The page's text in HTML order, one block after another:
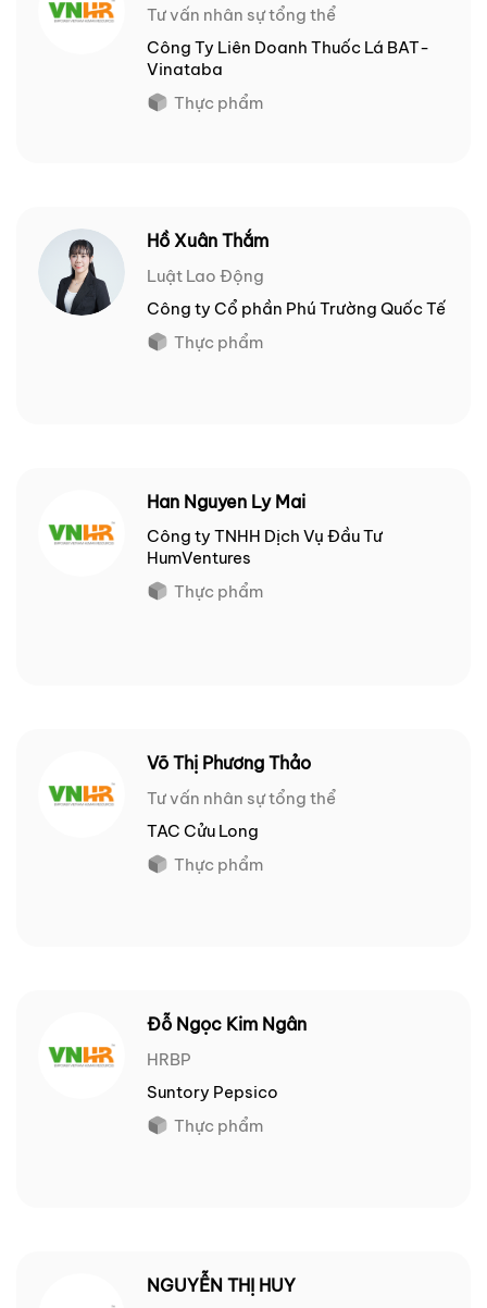
Tư vấn nhân sự tổng thể
Công Ty Liên Doanh Thuốc Lá BAT-
Vinataba
Thực phẩm
Hồ Xuân Thắm
Luật Lao Động
Công ty Cổ phần Phú Trường Quốc Tế
Thực phẩm
Han Nguyen Ly Mai
Công ty TNHH Dịch Vụ Đầu Tư
HumVentures
Thực phẩm
Võ Thị Phương Thảo
Tư vấn nhân sự tổng thể
TAC Cửu Long
Thực phẩm
Đỗ Ngọc Kim Ngân
HRBP
Suntory Pepsico
Thực phẩm
NGUYỄN THỊ HUY